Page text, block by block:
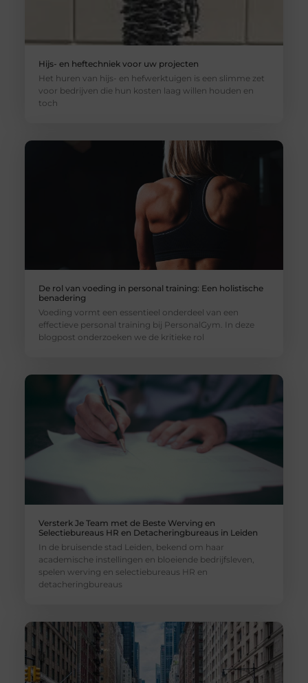
Hijs- en heftechniek voor uw projecten
Het huren van hijs- en hefwerktuigen is een slimme zet
voor bedrijven die hun kosten laag willen houden en
toch
De rol van voeding in personal training: Een holistische
benadering
Voeding vormt een essentieel onderdeel van een
effectieve personal training bij PersonalGym. In deze
blogpost onderzoeken we de kritieke rol
Versterk Je Team met de Beste Werving en
Selectiebureaus HR en Detacheringbureaus in Leiden
In de bruisende stad Leiden, bekend om haar
academische instellingen en bloeiende bedrijfsleven,
spelen werving en selectiebureaus HR en
detacheringbureaus